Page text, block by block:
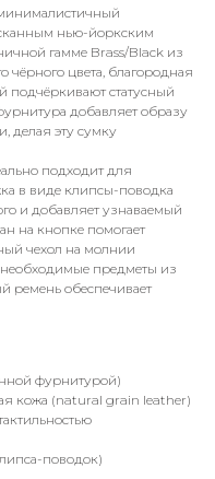
нью-йоркским
гамме Brass/Black из
чёрного цвета, благородная
подчёркивают статусный
добавляет образу
делая эту сумку
подходит для
в виде клипсы-поводка
и добавляет узнаваемый
на кнопке помогает
чехол на молнии
необходимые предметы из
ремень обеспечивает
фурнитурой)
кожа (natural grain leather)
поводок)